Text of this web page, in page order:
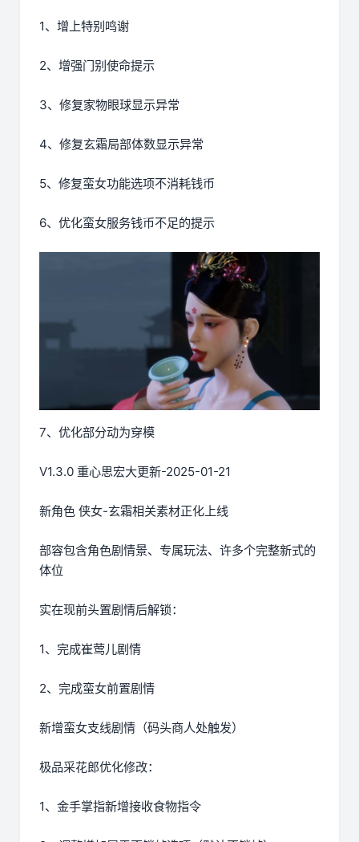
1、增上特别鸣谢
2、增强门别使命提示
3、修复家物眼球显示异常
4、修复玄霜局部体数显示异常
5、修复蛮女功能选项不消耗钱币
6、优化蛮女服务钱币不足的提示
7、优化部分动为穿模
V1.3.0 重心思宏大更新-2025-01-21
新角色 侠女-玄霜相关素材正化上线
部容包含角色剧情景、专属玩法、许多个完整新式的
体位
实在现前头置剧情后解锁：
1、完成崔莺儿剧情
2、完成蛮女前置剧情
新增蛮女支线剧情（码头商人处触发）
极品采花郎优化修改：
1、金手掌指新增接收食物指令